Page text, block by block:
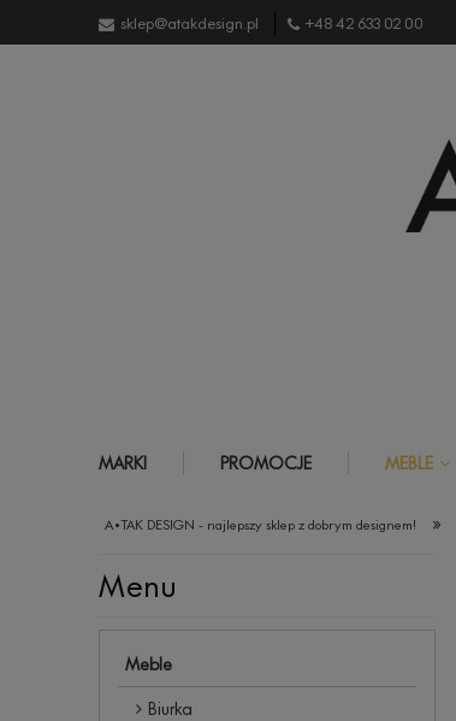
sklep@atakdesign.pl +48 42 633 02 00
MARKI PROMOCJE MEBLE
A•TAK DESIGN - najlepszy sklep z dobrym designem! »
Menu
Meble
Biurka